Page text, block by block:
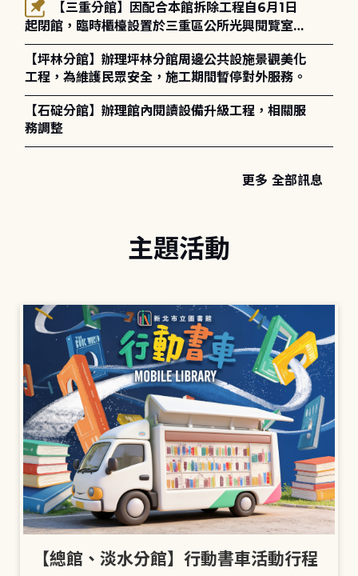
起閉館，臨時櫃檯設置於三重區公所光興閱覽室，
造成不便，敬請見諒。
【坪林分館】辦理坪林分館周邊公共設施景觀美化
工程，為維護民眾安全，施工期間暫停對外服務。
【石碇分館】辦理館內閱讀設備升級工程，相關服
務調整
更多 全部訊息
主題活動
【總館、淡水分館】行動書車活動行程